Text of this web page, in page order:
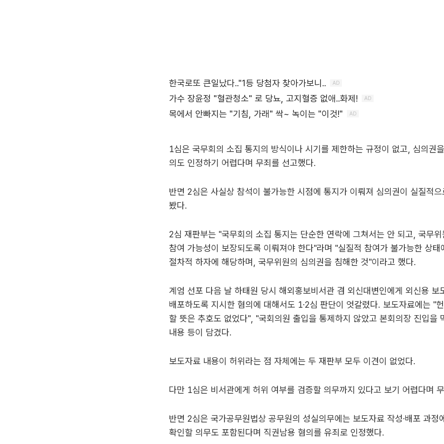
1심은 국무회의 소집 통지의 방식이나 시기를 제한하는 규정이 없고, 심의권
의도 인정하기 어렵다며 무죄를 선고했다.
반면 2심은 사실상 참석이 불가능한 시점에 통지가 이뤄져 심의권이 실질적
봤다.
2심 재판부는 "국무회의 소집 통지는 단순한 연락에 그쳐서는 안 되고, 국무위
참여 가능성이 보장되도록 이뤄져야 한다"라며 "실질적 참여가 불가능한 상태
절차적 하자에 해당하며, 국무위원의 심의권을 침해한 것"이라고 했다.
계엄 선포 다음 날 하태원 당시 해외홍보비서관 겸 외신대변인에게 외신용 보
배포하도록 지시한 혐의에 대해서도 1·2심 판단이 엇갈렸다. 보도자료에는 "
할 뜻은 추호도 없었다", "국회의원 출입을 통제하지 않았고 본회의장 진입을
내용 등이 담겼다.
보도자료 내용이 허위라는 점 자체에는 두 재판부 모두 이견이 없었다.
다만 1심은 비서관에게 허위 여부를 검증할 의무까지 있다고 보기 어렵다며
반면 2심은 국가공무원법상 공무원의 성실의무에는 보도자료 작성·배포 과정
확인할 의무도 포함된다며 직권남용 혐의를 유죄로 인정했다.